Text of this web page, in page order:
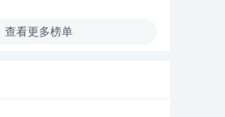
查看更多榜单